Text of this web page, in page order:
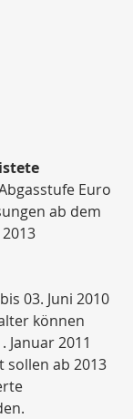
Euro
ab dem
03. Juni 2010
können
2011
sollen ab 2013